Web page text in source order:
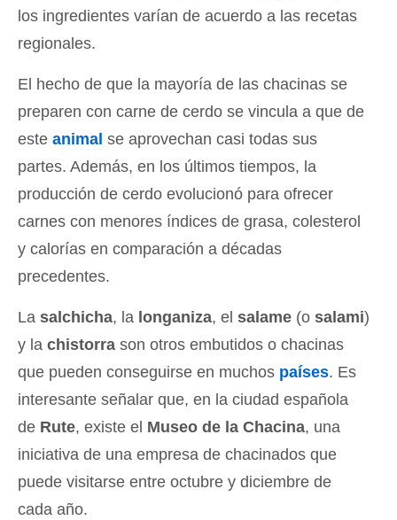
los ingredientes varían de acuerdo a las recetas
regionales.
El hecho de que la mayoría de las chacinas se
preparen con carne de cerdo se vincula a que de
este animal se aprovechan casi todas sus
partes. Además, en los últimos tiempos, la
producción de cerdo evolucionó para ofrecer
carnes con menores índices de grasa, colesterol
y calorías en comparación a décadas
precedentes.
La salchicha, la longaniza, el salame (o salami)
y la chistorra son otros embutidos o chacinas
que pueden conseguirse en muchos países. Es
interesante señalar que, en la ciudad española
de Rute, existe el Museo de la Chacina, una
iniciativa de una empresa de chacinados que
puede visitarse entre octubre y diciembre de
cada año.